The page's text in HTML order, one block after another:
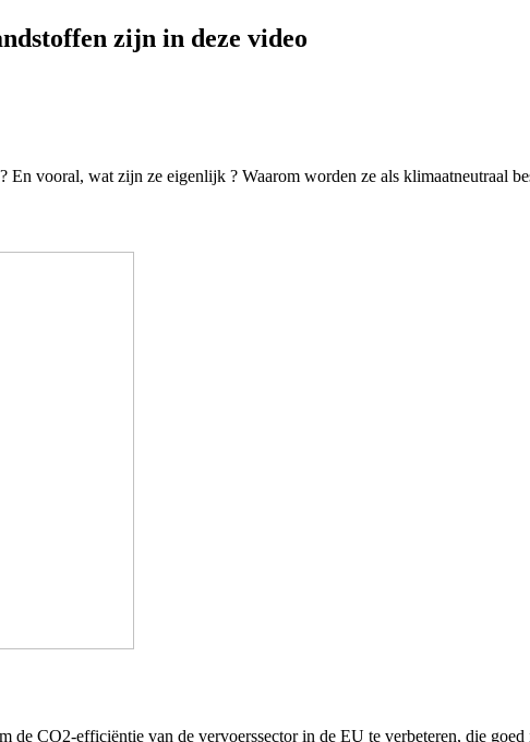
zijn in deze video
En vooral, wat zijn ze eigenlijk ? Waarom worden ze als klimaatneutraal
de CO2-efficiëntie van de vervoerssector in de EU te verbeteren, die